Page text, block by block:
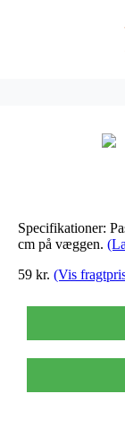
Specifikationer:
cm på væggen.
59 kr. (Vis